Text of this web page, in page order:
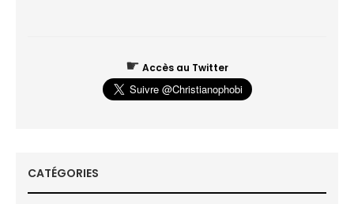
☛ Accès au Twitter
CATÉGORIES